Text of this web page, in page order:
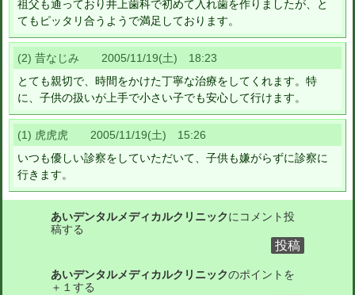
祖父も通っており井上歯科で初めて入れ歯を作りましたが、と
てもピッタリ合うようで満足しております。
(2) 昔なじみ 2005/11/19(土) 18:23
とても親切で、時間をかけた丁寧な治療をしてくれます。特
に、子供の扱いが上手で小さい子でも安心して行けます。
(1) 虎虎虎 2005/11/19(土) 15:26
いつも優しい診察をしていただいて、子供も嫌がらずに診察に
行きます。
あいデンタルメディカルクリニックにコメント投
稿する
あいデンタルメディカルクリニックのポイントを
＋１する